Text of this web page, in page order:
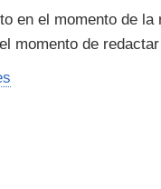
en el momento de la
momento de